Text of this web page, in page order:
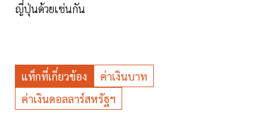
ญี่ปุ่นด้วยเช่นกัน
แท็กที่เกี่ยวข้อง
ค่าเงินบาท
ค่าเงินดอลลาร์สหรัฐฯ